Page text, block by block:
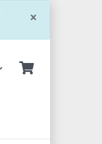
×